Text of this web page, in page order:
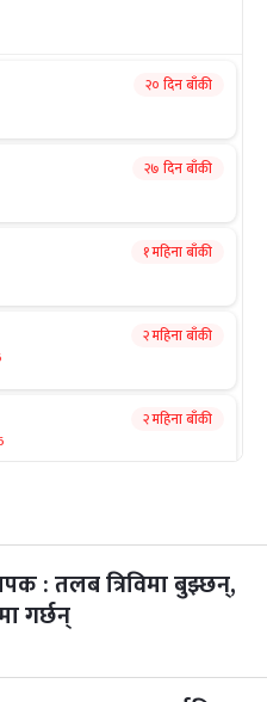
२० दिन बाँकी
२७ दिन बाँकी
१ महिना बाँकी
२ महिना बाँकी
२ महिना बाँकी
२ महिना बाँकी
: तलब त्रिविमा बुझ्छन्,
गर्छन्